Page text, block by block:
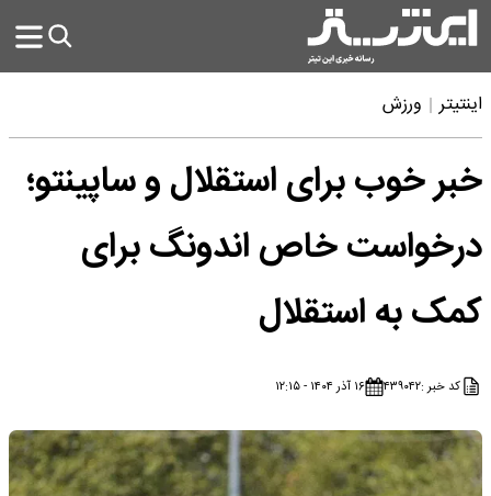
اینتیتر ورزش
خبر خوب برای استقلال و ساپینتو؛
درخواست خاص اندونگ برای
کمک به استقلال
کد خبر :۴۳۹۰۴۲ ۱۶ آذر ۱۴۰۴ - ۱۲:۱۵